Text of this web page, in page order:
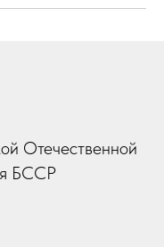
Отечественной
БССР